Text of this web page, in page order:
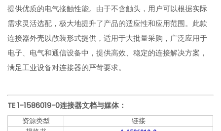
提供优质的电气接触性能。由于不含触头，用户可以根据实际
需求灵活选配，极大地提升了产品的适应性和应用范围。此款
连接器外壳以散装形式提供，适用于大批量采购，广泛应用于
电子、电气和通信设备中，提供高效、稳定的连接解决方案，
满足工业设备对连接器的严苛要求。
TE 1-1586019-0连接器文档与媒体：
资源类型
链接